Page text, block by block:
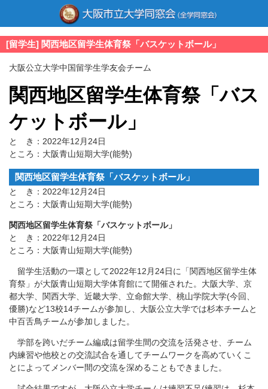
[留学生] 関西地区留学生体育祭「バスケットボール」
大阪公立大学中国留学生学友会チーム
関西地区留学生体育祭「バス
ケットボール」
と き：2022年12月24日
ところ：大阪青山短期大学(能勢)
関西地区留学生体育祭「バスケットボール」
と き：2022年12月24日
ところ：大阪青山短期大学(能勢)
関西地区留学生体育祭「バスケットボール」
と き：2022年12月24日
ところ：大阪青山短期大学(能勢)
留学生活動の一環として2022年12月24日に「関西地区留学生体
育祭」が大阪青山短期大学体育館にて開催された。大阪大学、京
都大学、関西大学、近畿大学、立命館大学、桃山学院大学(今回、
優勝)など13校14チームが参加し、大阪公立大学では杉本チームと
中百舌鳥チームが参加しました。
学部を跨いだチーム編成は留学生間の交流を活発させ、チーム
内練習や他校との交流試合を通してチームワークを高めていくこ
とによってメンバー間の交流を深めることもできました。